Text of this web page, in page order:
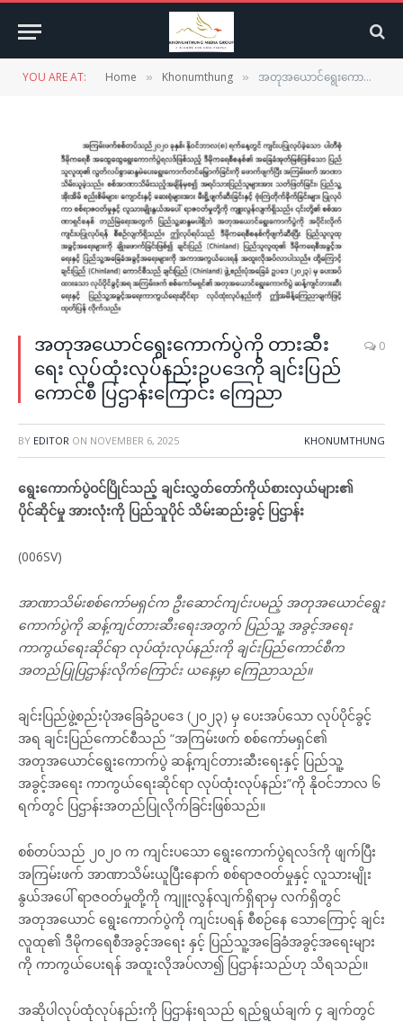
YOU ARE AT: Home » Khonumthung » အတုအယောင်ရွေးကောက်ပွဲကို တားဆီးရေး လုပ်ထုံးလုပ်နည်းဥပဒေကို ချင်းပြည်ကောင်စီ ပြဌာန်းကြောင်း ကြေညာ
အတုအယောင်ရွေးကောက်ပွဲကို တားဆီး
ရေး လုပ်ထုံးလုပ်နည်းဥပဒေကို ချင်းပြည်
ကောင်စီ ပြဌာန်းကြောင်း ကြေညာ
0
BY EDITOR ON NOVEMBER 6, 2025 KHONUMTHUNG
ရွေးကောက်ပွဲဝင်ပြိုင်သည့် ချင်းလွှတ်တော်ကိုယ်စားလှယ်များ၏
ပိုင်ဆိုင်မှု အားလုံးကို ပြည်သူပိုင် သိမ်းဆည်းခွင့် ပြဌာန်း
(006SV)
အာဏာသိမ်းစစ်ကော်မရှင်က ဦးဆောင်ကျင်းပမည့် အတုအယောင်ရွေး
ကောက်ပွဲကို ဆန့်ကျင်တားဆီးရေးအတွက် ပြည်သူ့ အခွင့်အရေး
ကာကွယ်ရေးဆိုင်ရာ လုပ်ထုံးလုပ်နည်းကို ချင်းပြည်ကောင်စီက
အတည်ပြုပြဌာန်းလိုက်ကြောင်း ယနေ့မှာ ကြေညာသည်။
ချင်းပြည်ဖွဲ့စည်းပုံအခြေခံဥပဒေ (၂၀၂၃) မှ ပေးအပ်သော လုပ်ပိုင်ခွင့်
အရ ချင်းပြည်ကောင်စီသည် “အကြမ်းဖက် စစ်ကော်မရှင်၏
အတုအယောင်ရွေးကောက်ပွဲ ဆန့်ကျင်တားဆီးရေးနှင့် ပြည်သူ့
အခွင့်အရေး ကာကွယ်ရေးဆိုင်ရာ လုပ်ထုံးလုပ်နည်း”ကို နိုဝင်ဘာလ ၆
ရက်တွင် ပြဌာန်းအတည်ပြုလိုက်ခြင်းဖြစ်သည်။
စစ်တပ်သည် ၂၀၂၀ က ကျင်းပသော ရွေးကောက်ပွဲရလဒ်ကို ဖျက်ပြီး
အကြမ်းဖက် အာဏာသိမ်းယူပြီးနောက် စစ်ရာဇဝတ်မှုနှင့် လူသားမျိုး
နွယ်အပေါ် ရာဇဝတ်မှုတို့ကို ကျူးလွန်လျက်ရှိရာမှ လက်ရှိတွင်
အတုအယောင် ရွေးကောက်ပွဲကို ကျင်းပရန် စီစဉ်နေ သောကြောင့် ချင်း
လူထု၏ ဒီမိုကရေစီအခွင့်အရေး နှင့် ပြည်သူ့အခြေခံအခွင့်အရေးများ
ကို ကာကွယ်ပေးရန် အထူးလိုအပ်လာ၍ ပြဌာန်းသည်ဟု သိရသည်။
အဆိုပါလုပ်ထုံလုပ်နည်းကို ပြဌာန်းရသည် ရည်ရွယ်ချက် ၄ ချက်တွင်